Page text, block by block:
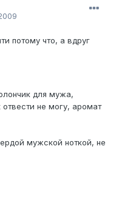
потому что, а вдруг
для мужа,
не могу, аромат
мужской ноткой, не